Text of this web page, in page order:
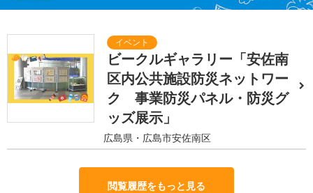
ビークルギャラリー「安佐南
区内公共施設防災ネットワー
ク 事業防災パネル・防災グ
ッズ展示」
広島県・広島市安佐南区
閲覧履歴をもっと見る